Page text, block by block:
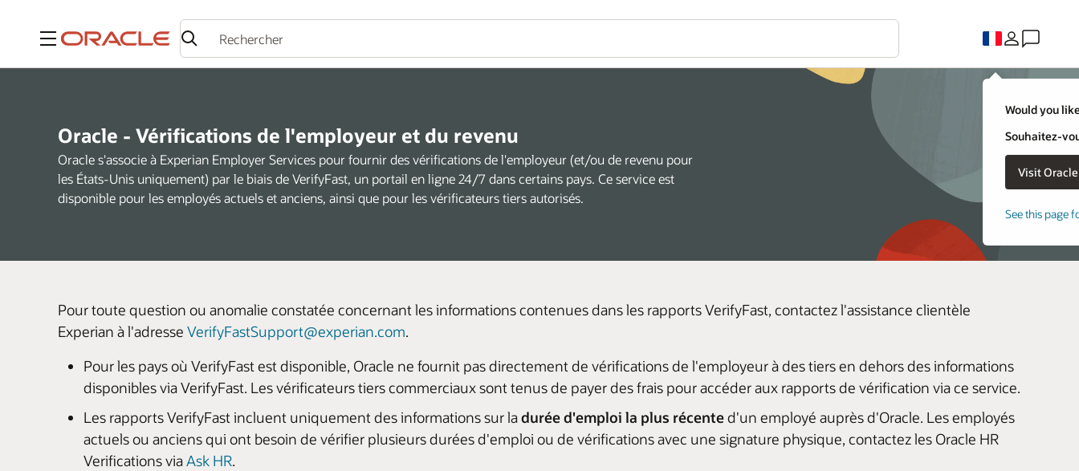
Menu
Would you
Souhaitez-
See this page
Oracle - Vérifications de l'employeur et du revenu
Oracle s'associe à Experian Employer Services pour fournir des vérifications de l'employeur (et/ou de revenu pour
les États-Unis uniquement) par le biais de VerifyFast, un portail en ligne 24/7 dans certains pays. Ce service est
disponible pour les employés actuels et anciens, ainsi que pour les vérificateurs tiers autorisés.
Pour toute question ou anomalie constatée concernant les informations contenues dans les rapports VerifyFast, contactez l'assistance clientèle
Experian à l'adresse VerifyFastSupport@experian.com.
Pour les pays où VerifyFast est disponible, Oracle ne fournit pas directement de vérifications de l'employeur à des tiers en dehors des informations
disponibles via VerifyFast. Les vérificateurs tiers commerciaux sont tenus de payer des frais pour accéder aux rapports de vérification via ce service.
Les rapports VerifyFast incluent uniquement des informations sur ladurée d'emploi la plus récented'un employé auprès d'Oracle. Les employés
actuels ou anciens qui ont besoin de vérifier plusieurs durées d'emploi ou de vérifications avec une signature physique, contactez les Oracle HR
Verifications viaAsk HR.